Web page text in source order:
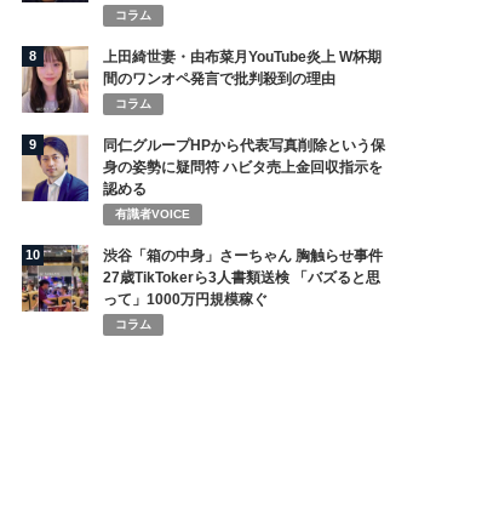
コラム
8
上田綺世妻・由布菜月YouTube炎上 W杯期
間のワンオペ発言で批判殺到の理由
コラム
9
同仁グループHPから代表写真削除という保
身の姿勢に疑問符 ハビタ売上金回収指示を
認める
有識者VOICE
10
渋谷「箱の中身」さーちゃん 胸触らせ事件
27歳TikTokerら3人書類送検 「バズると思
って」1000万円規模稼ぐ
コラム